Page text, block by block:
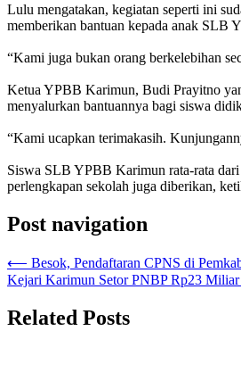
Lulu mengatakan, kegiatan seperti ini
memberikan bantuan kepada anak SLB
“Kami juga bukan orang berkelebihan
Ketua YPBB Karimun, Budi Prayitno
menyalurkan bantuannya bagi siswa
“Kami ucapkan terimakasih.
Siswa SLB YPBB Karimun rata-rata dari
perlengkapan sekolah juga diberikan,
Post navigation
⟵ Besok, Pendaftaran CPNS di
Kejari Karimun Setor PNBP Rp23 Miliar
Related Posts